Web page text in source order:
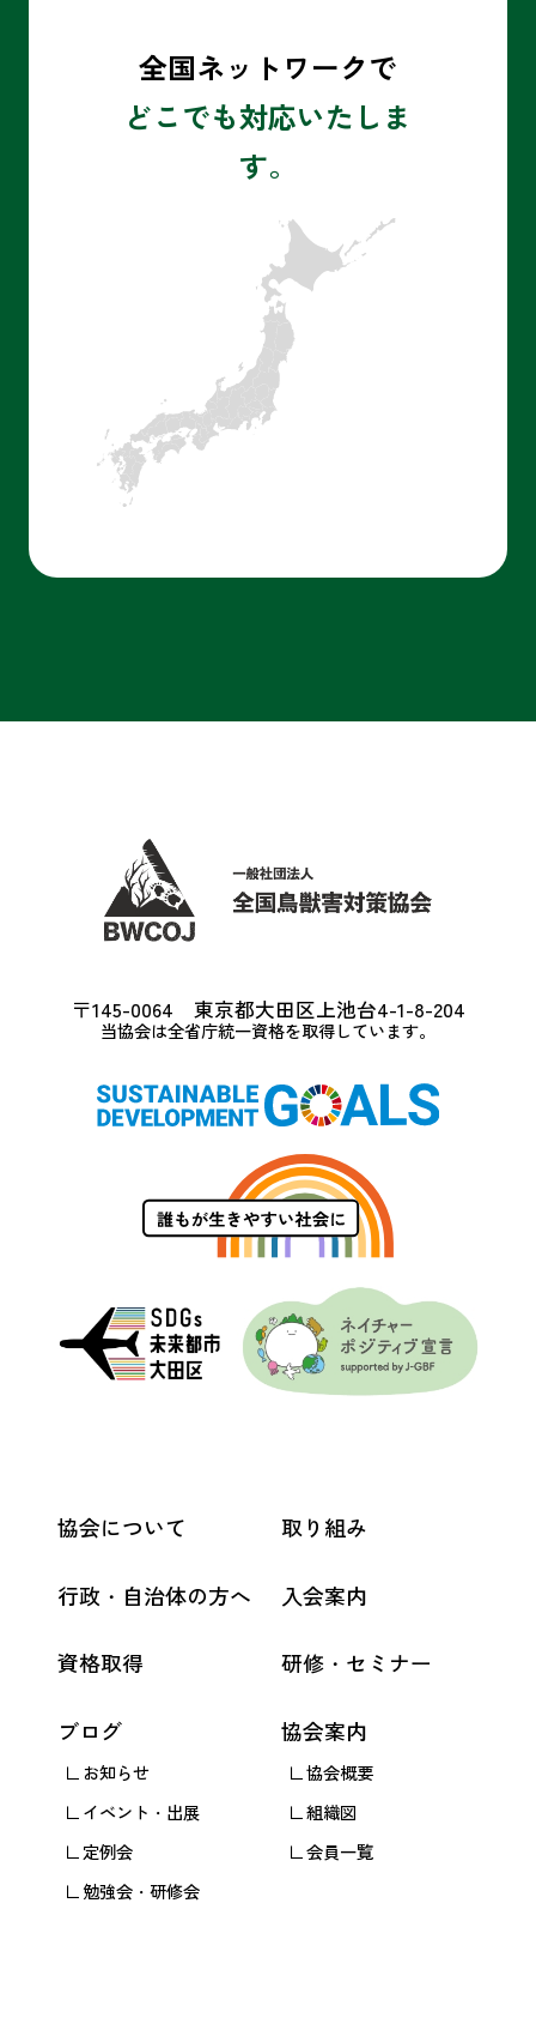
全国ネットワークで
どこでも対応いたしま
す。
〒145-0064 東京都大田区上池台4-1-8-204
当協会は全省庁統一資格を取得しています。
協会について
行政・自治体の方へ
資格取得
ブログ
お知らせ
イベント・出展
定例会
勉強会・研修会
取り組み
入会案内
研修・セミナー
協会案内
協会概要
組織図
会員一覧